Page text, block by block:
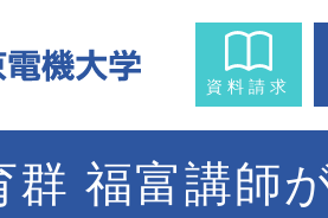
資料請求
群 福富講師